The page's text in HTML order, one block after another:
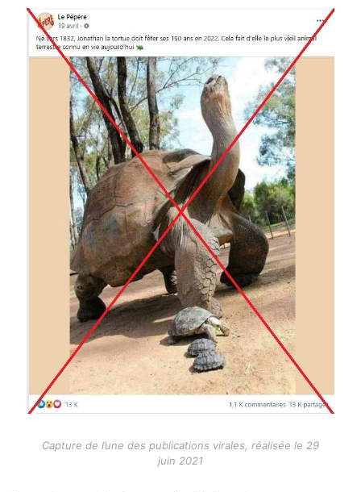
Image
Capture de l’une des publications virales, réalisée le 29
juin 2021